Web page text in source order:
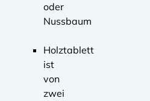
oder
Nussbaum
Holztablett
ist
von
zwei